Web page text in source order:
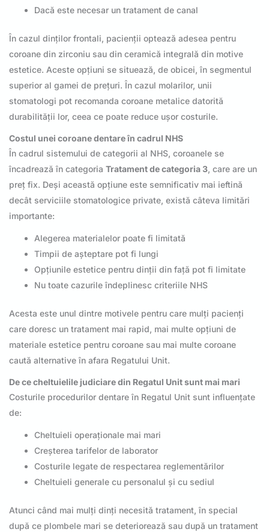
Dacă este necesar un tratament de canal
În cazul dinților frontali, pacienții optează adesea pentru
coroane din zirconiu sau din ceramică integrală din motive
estetice. Aceste opțiuni se situează, de obicei, în segmentul
superior al gamei de prețuri. În cazul molarilor, unii
stomatologi pot recomanda coroane metalice datorită
durabilității lor, ceea ce poate reduce ușor costurile.
Costul unei coroane dentare în cadrul NHS
În cadrul sistemului de categorii al NHS, coroanele se
încadrează în categoria Tratament de categoria 3, care are un
preț fix. Deși această opțiune este semnificativ mai ieftină
decât serviciile stomatologice private, există câteva limitări
importante:
Alegerea materialelor poate fi limitată
Timpii de așteptare pot fi lungi
Opțiunile estetice pentru dinții din față pot fi limitate
Nu toate cazurile îndeplinesc criteriile NHS
Acesta este unul dintre motivele pentru care mulți pacienți
care doresc un tratament mai rapid, mai multe opțiuni de
materiale estetice pentru coroane sau mai multe coroane
caută alternative în afara Regatului Unit.
De ce cheltuielile judiciare din Regatul Unit sunt mai mari
Costurile procedurilor dentare în Regatul Unit sunt influențate
de:
Cheltuieli operaționale mai mari
Creșterea tarifelor de laborator
Costurile legate de respectarea reglementărilor
Cheltuieli generale cu personalul și cu sediul
Atunci când mai mulți dinți necesită tratament, în special
după ce plombele mari se deteriorează sau după un tratament